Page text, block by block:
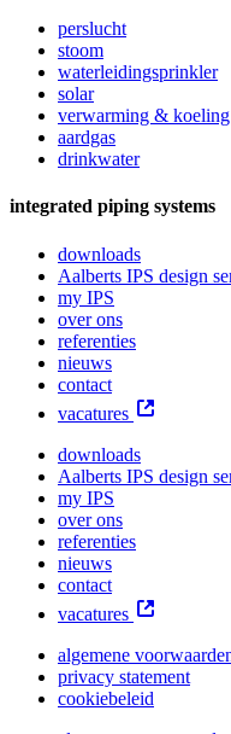
perslucht
stoom
waterleidingsprinkler
solar
verwarming & koeling
aardgas
drinkwater
integrated piping systems
downloads
Aalberts IPS design
my IPS
over ons
referenties
nieuws
contact
vacatures
downloads
Aalberts IPS design
my IPS
over ons
referenties
nieuws
contact
vacatures
algemene
privacy statement
cookiebeleid